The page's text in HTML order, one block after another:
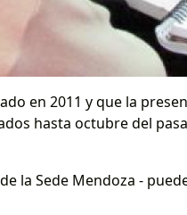
en 2011 y que la
hasta octubre del
la Sede Mendoza -